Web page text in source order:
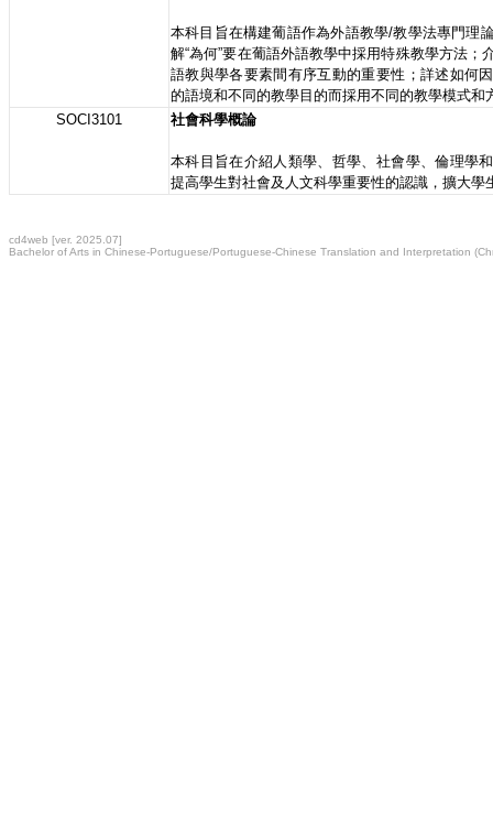
本科目旨在構建葡語作為外語教學/教學法專門理
解“為何”要在葡語外語教學中採用特殊教學方法；
語教與學各要素間有序互動的重要性；詳述如何
的語境和不同的教學目的而採用不同的教學模式和
SOCI3101
社會科學概論
本科目旨在介紹人類學、哲學、社會學、倫理學
提高學生對社會及人文科學重要性的認識，擴大學
cd4web [ver. 2025.07]
Bachelor of Arts in Chinese-Portuguese/Portuguese-Chinese Translation and Interpretation